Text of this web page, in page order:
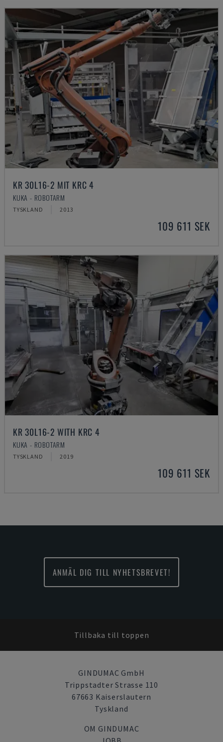
KR 30L16-2 MIT KRC 4
KUKA - ROBOTARM
TYSKLAND 2013
109 611 SEK
KR 30L16-2 WITH KRC 4
KUKA - ROBOTARM
TYSKLAND 2019
109 611 SEK
ANMÄL DIG TILL NYHETSBREVET!
Tillbaka till toppen
GINDUMAC GmbH
Trippstadter Strasse 110
67663 Kaiserslautern
Tyskland
OM GINDUMAC